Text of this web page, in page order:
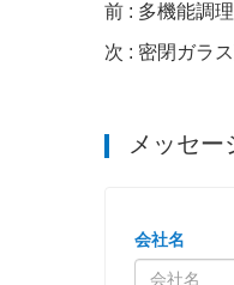
前 : 多機能調
次 : 密閉ガラ
メッセー
会社名